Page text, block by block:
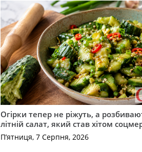
Огірки тепер не ріжуть, а
літній салат, який став хітом
П’ятниця, 7 Серпня, 2026